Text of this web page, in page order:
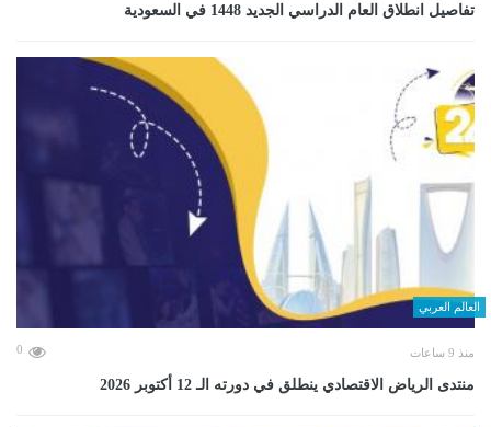
تفاصيل انطلاق العام الدراسي الجديد 1448 في السعودية
العالم العربي
منذ 9 ساعات 0
منتدى الرياض الاقتصادي ينطلق في دورته الـ 12 أكتوبر 2026